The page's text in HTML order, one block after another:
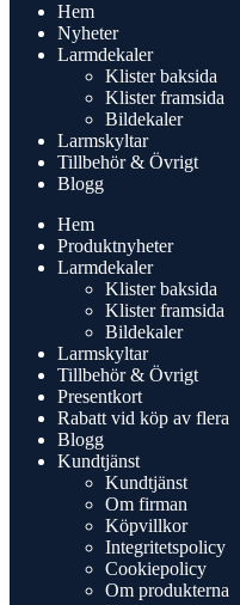
Hem
Nyheter
Larmdekaler
Klister baksida
Klister framsida
Bildekaler
Larmskyltar
Tillbehör & Övrigt
Blogg
Hem
Produktnyheter
Larmdekaler
Klister baksida
Klister framsida
Bildekaler
Larmskyltar
Tillbehör & Övrigt
Presentkort
Rabatt vid köp av flera
Blogg
Kundtjänst
Kundtjänst
Om firman
Köpvillkor
Integritetspolicy
Cookiepolicy
Om produkterna